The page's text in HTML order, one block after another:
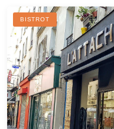
BISTROT